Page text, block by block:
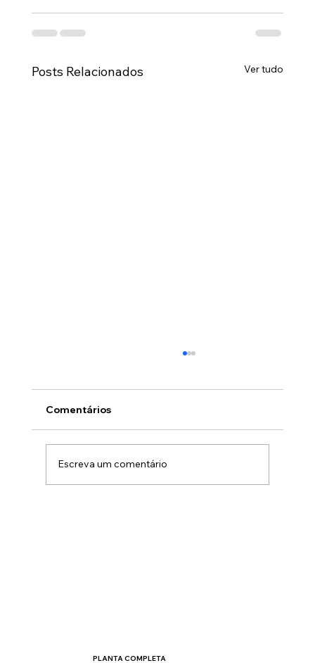
Posts Relacionados Ver tudo
Comentários
Escreva um comentário
PLANTA COMPLETA